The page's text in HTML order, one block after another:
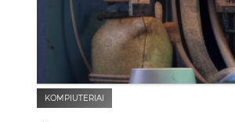
KOMPIUTERIAI